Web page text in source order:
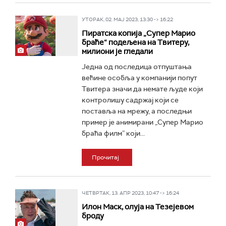
УТОРАК, 02. МАЈ 2023, 13:30 -> 16:22
Пиратска копија „Супер Марио
браће“ подељена на Твитеру,
милиони је гледали
Једна од последица отпуштања
већине особља у компанији попут
Твитера значи да немате људе који
контролишу садржај који се
поставља на мрежу, а последњи
пример је анимирани „Супер Марио
браћа филм” који...
Прочитај
ЧЕТВРТАК, 13. АПР 2023, 10:47 -> 16:24
Илон Маск, олуја на Тезејевом
броду